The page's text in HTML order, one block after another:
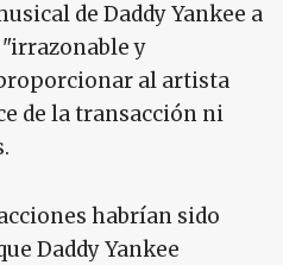
de Daddy Yankee a
y
al artista
de la transacción ni
habrían sido
Daddy Yankee